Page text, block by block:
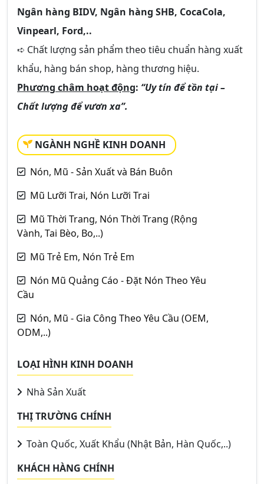
Ngân hàng BIDV, Ngân hàng SHB, CocaCola,
Vinpearl, Ford,..
➪ Chất lượng sản phẩm theo tiêu chuẩn hàng xuất
khẩu, hàng bán shop, hàng thương hiệu.
Phương châm hoạt động: “Uy tín để tồn tại –
Chất lượng để vươn xa”.
NGÀNH NGHỀ KINH DOANH
Nón, Mũ - Sản Xuất và Bán Buôn
Mũ Lưỡi Trai, Nón Lưỡi Trai
Mũ Thời Trang, Nón Thời Trang (Rộng
Vành, Tai Bèo, Bo,..)
Mũ Trẻ Em, Nón Trẻ Em
Nón Mũ Quảng Cáo - Đặt Nón Theo Yêu
Cầu
Nón, Mũ - Gia Công Theo Yêu Cầu (OEM,
ODM,..)
LOẠI HÌNH KINH DOANH
Nhà Sản Xuất
THỊ TRƯỜNG CHÍNH
Toàn Quốc, Xuất Khẩu (Nhật Bản, Hàn Quốc,..)
KHÁCH HÀNG CHÍNH